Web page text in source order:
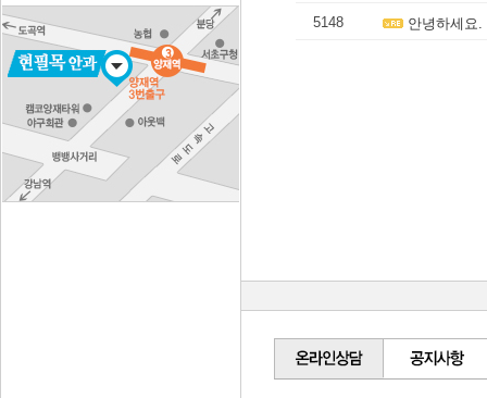
5148 안녕하세요.